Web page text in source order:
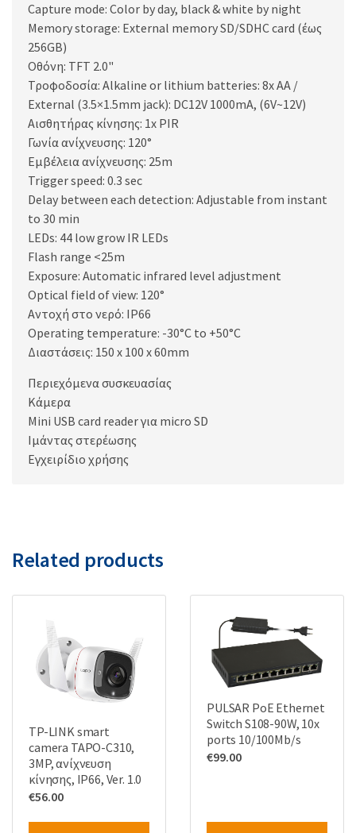
Capture mode: Color by day, black & white by night
Memory storage: External memory SD/SDHC card (έως
256GB)
Οθόνη: TFT 2.0"
Τροφοδοσία: Alkaline or lithium batteries: 8x AA /
External (3.5×1.5mm jack): DC12V 1000mA, (6V~12V)
Αισθητήρας κίνησης: 1x PIR
Γωνία ανίχνευσης: 120°
Εμβέλεια ανίχνευσης: 25m
Trigger speed: 0.3 sec
Delay between each detection: Adjustable from instant
to 30 min
LEDs: 44 low grow IR LEDs
Flash range <25m
Exposure: Automatic infrared level adjustment
Optical field of view: 120°
Αντοχή στο νερό: IP66
Operating temperature: -30°C to +50°C
Διαστάσεις: 150 x 100 x 60mm
Περιεχόμενα συσκευασίας
Κάμερα
Mini USB card reader για micro SD
Ιμάντας στερέωσης
Εγχειρίδιο χρήσης
Related products
TP-LINK smart
camera TAPO-C310,
3MP, ανίχνευση
κίνησης, IP66, Ver. 1.0
€56.00
PULSAR PoE Ethernet
Switch S108-90W, 10x
ports 10/100Mb/s
€99.00